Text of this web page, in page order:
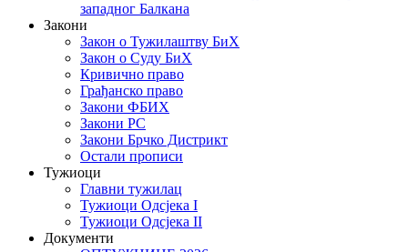
западног Балкана
Закони
Закон о Тужилаштву БиХ
Закон о Суду БиХ
Кривично право
Грађанско право
Закони ФБИХ
Закони РС
Закони Брчко Дистрикт
Остали прописи
Тужиоци
Главни тужилац
Тужиоци Oдсјекa I
Тужиоци Oдсјекa II
Документи